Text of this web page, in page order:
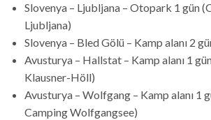
Slovenya – Ljubljana – Otopark 1 gün
Ljubljana)
Slovenya – Bled Gölü – Kamp alanı 2
Avusturya – Hallstat – Kamp alanı 1
Klausner-Höll)
Avusturya – Wolfgang – Kamp alanı 1
Camping Wolfgangsee)